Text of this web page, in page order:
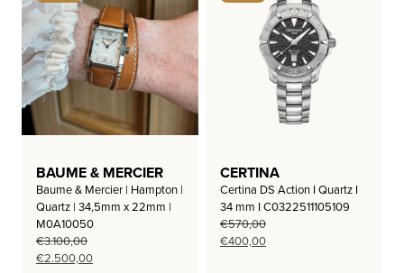
BAUME & MERCIER
Baume & Mercier | Hampton |
Quartz | 34,5mm x 22mm |
M0A10050
€3.100,00
Oorspronkelijke
€2.500,00Huidige
CERTINA
Certina DS Action I Quartz I
34 mm I C0322511105109
€570,00
Oorspronkelijke
€400,00Huidige